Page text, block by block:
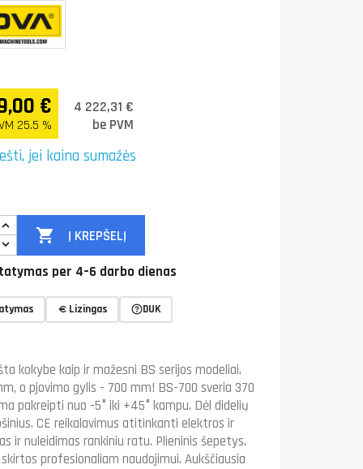
€
25.5 %
4 222,31 €
be PVM
jei kaina sumažės
 Į KREPŠELĮ
per 4–6 darbo dienas
Lizingas DUK
kokybe kaip ir mažesni BS serijos modeliai.
o pjovimo gylis - 700 mm! BS-700 sveria 370
pakreipti nuo -5° iki +45° kampu. Dėl didelių
CE reikalavimus atitinkanti elektros ir
ir nuleidimas rankiniu ratu. Plieninis šepetys.
profesionaliam naudojimui. Aukščiausia